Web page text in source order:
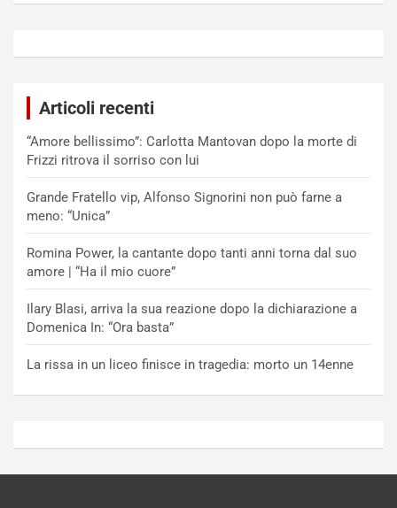
Articoli recenti
“Amore bellissimo”: Carlotta Mantovan dopo la morte di
Frizzi ritrova il sorriso con lui
Grande Fratello vip, Alfonso Signorini non può farne a
meno: “Unica”
Romina Power, la cantante dopo tanti anni torna dal suo
amore | “Ha il mio cuore”
Ilary Blasi, arriva la sua reazione dopo la dichiarazione a
Domenica In: “Ora basta”
La rissa in un liceo finisce in tragedia: morto un 14enne